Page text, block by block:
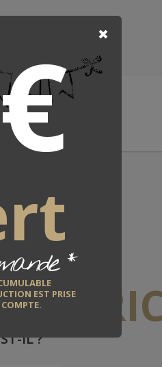
*
EST PRISE
COMPTE.
IL ?